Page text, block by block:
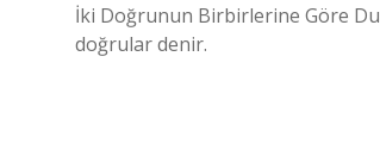
İki Doğrunun Birbirlerine Göre
doğrular denir.